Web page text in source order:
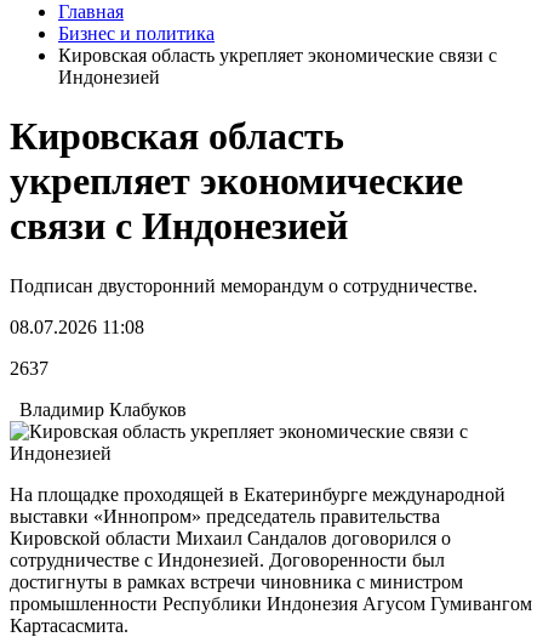
Главная
Бизнес и политика
Кировская область укрепляет экономические связи с
Индонезией
Кировская область
укрепляет экономические
связи с Индонезией
Подписан двусторонний меморандум о сотрудничестве.
08.07.2026 11:08
2637
Владимир Клабуков
На площадке проходящей в Екатеринбурге международной
выставки «Иннопром» председатель правительства
Кировской области Михаил Сандалов договорился о
сотрудничестве с Индонезией. Договоренности был
достигнуты в рамках встречи чиновника с министром
промышленности Республики Индонезия Агусом Гумивангом
Картасасмита.